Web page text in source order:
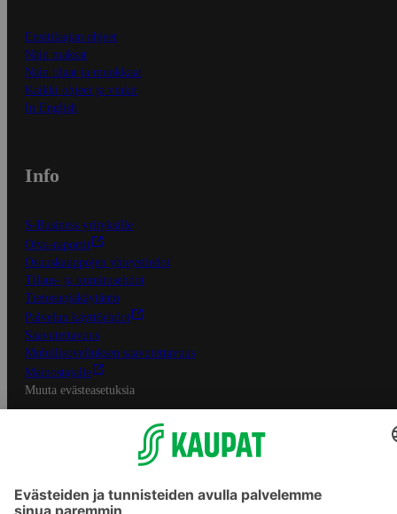
Ensitilaajan ohjeet
Näin maksat
Näin tilaat ja muokkaat
Kaikki ohjeet ja vinkit
In English
Info
S-Business yrityksille
Oiva-raportit
Osuuskauppojen yhteystiedot
Tilaus- ja toimitusehdot
Tietosuojakäytäntö
Palvelun käyttöehdot
Saavutettavuus
Mobiilisovelluksen saavutettavuus
Mainostajalle
Muuta evästeasetuksia
S-ryhmän palvelut
S-ryhmä